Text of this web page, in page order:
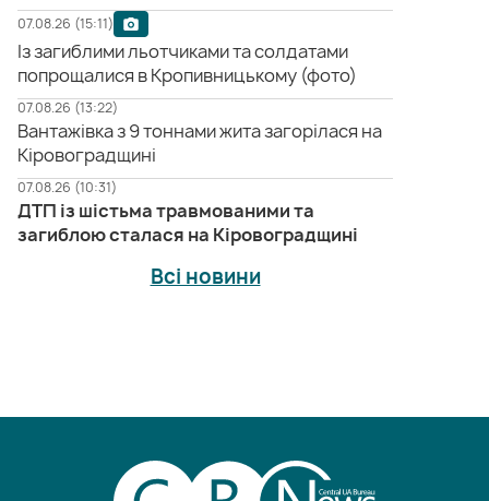
07.08.26 (15:11)
Із загиблими льотчиками та солдатами
попрощалися в Кропивницькому (фото)
07.08.26 (13:22)
Вантажівка з 9 тоннами жита загорілася на
Кіровоградщині
07.08.26 (10:31)
ДТП із шістьма травмованими та
загиблою сталася на Кіровоградщині
Всі новини